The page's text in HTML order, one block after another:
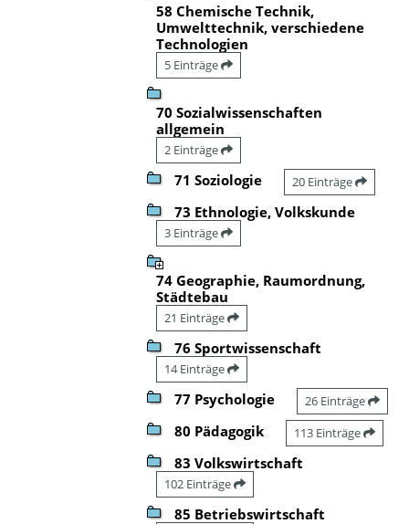
58 Chemische Technik,
Umwelttechnik, verschiedene
Technologien
5 Einträge
70 Sozialwissenschaften
allgemein
2 Einträge
71 Soziologie 20 Einträge
73 Ethnologie, Volkskunde
3 Einträge
74 Geographie, Raumordnung,
Städtebau
21 Einträge
76 Sportwissenschaft
14 Einträge
77 Psychologie 26 Einträge
80 Pädagogik 113 Einträge
83 Volkswirtschaft
102 Einträge
85 Betriebswirtschaft